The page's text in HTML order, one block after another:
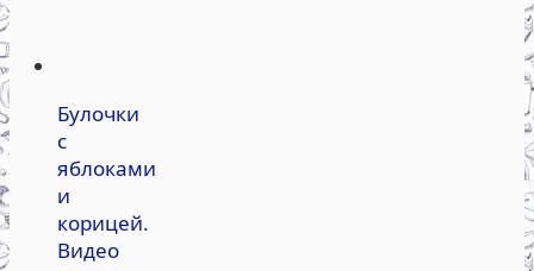
Булочки
с
яблоками
и
корицей.
Видео